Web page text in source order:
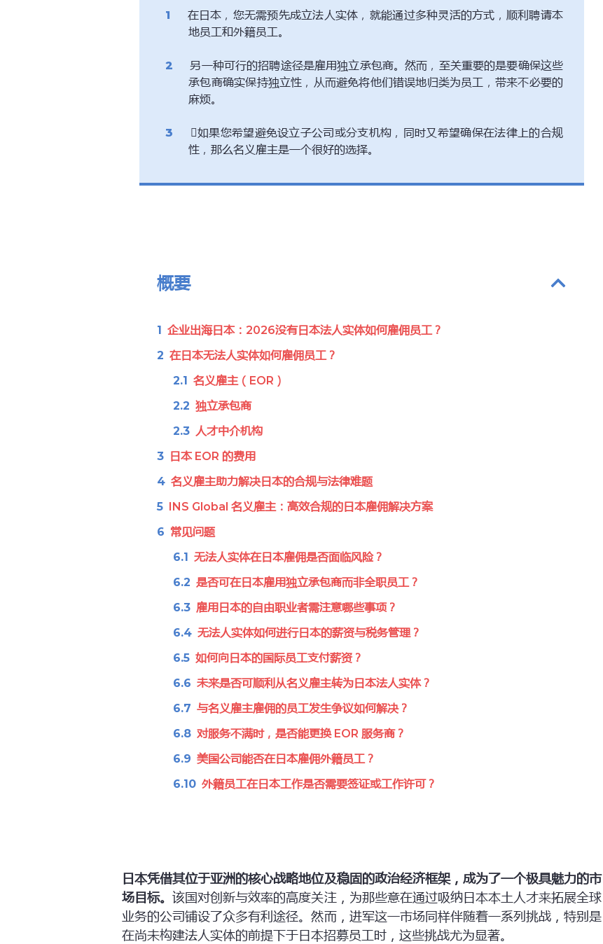
在日本，您无需预先成立法人实体，就能通过多种灵活的方式，顺利聘请本
地员工和外籍员工。
另一种可行的招聘途径是雇用独立承包商。然而，至关重要的是要确保这些
承包商确实保持独立性，从而避免将他们错误地归类为员工，带来不必要的
麻烦。
如果您希望避免设立子公司或分支机构，同时又希望确保在法律上的合规
性，那么名义雇主是一个很好的选择。
概要
企业出海日本：2026没有日本法人实体如何雇佣员工？
在日本无法人实体如何雇佣员工？
名义雇主（EOR）
独立承包商
人才中介机构
日本 EOR 的费用
名义雇主助力解决日本的合规与法律难题
INS Global 名义雇主：高效合规的日本雇佣解决方案
常见问题
无法人实体在日本雇佣是否面临风险？
是否可在日本雇用独立承包商而非全职员工？
雇用日本的自由职业者需注意哪些事项？
无法人实体如何进行日本的薪资与税务管理？
如何向日本的国际员工支付薪资？
未来是否可顺利从名义雇主转为日本法人实体？
与名义雇主雇佣的员工发生争议如何解决？
对服务不满时，是否能更换 EOR 服务商？
美国公司能否在日本雇佣外籍员工？
外籍员工在日本工作是否需要签证或工作许可？
日本凭借其位于亚洲的核心战略地位及稳固的政治经济框架，成为了一个极具魅力的市
场目标。该国对创新与效率的高度关注，为那些意在通过吸纳日本本土人才来拓展全球
业务的公司铺设了众多有利途径。然而，进军这一市场同样伴随着一系列挑战，特别是
在尚未构建法人实体的前提下于日本招募员工时，这些挑战尤为显著。